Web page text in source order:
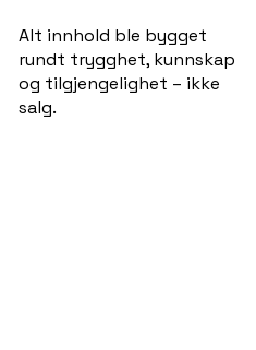
Alt innhold ble bygget
rundt trygghet, kunnskap
og tilgjengelighet – ikke
salg.